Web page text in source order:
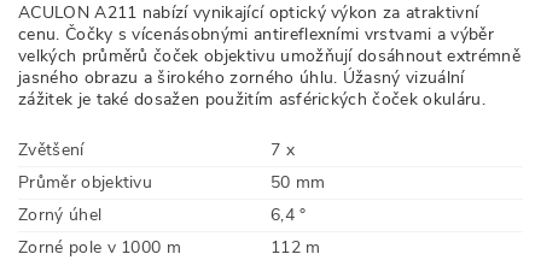
ACULON A211 nabízí vynikající optický výkon za atraktivní
cenu. Čočky s vícenásobnými antireflexními vrstvami a výběr
velkých průměrů čoček objektivu umožňují dosáhnout extrémně
jasného obrazu a širokého zorného úhlu. Úžasný vizuální
zážitek je také dosažen použitím asférických čoček okuláru.
Zvětšení
7 x
Průměr objektivu
50 mm
Zorný úhel
6,4 °
Zorné pole v 1000 m
112 m